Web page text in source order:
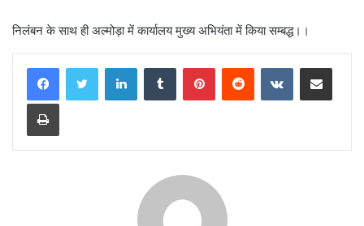
निलंबन के साथ ही अल्मोड़ा में कार्यालय मुख्य अभियंता में किया सम्बद्ध।।
LinkedInTumblr PinterestReddit VKontakteShare via Email
Print